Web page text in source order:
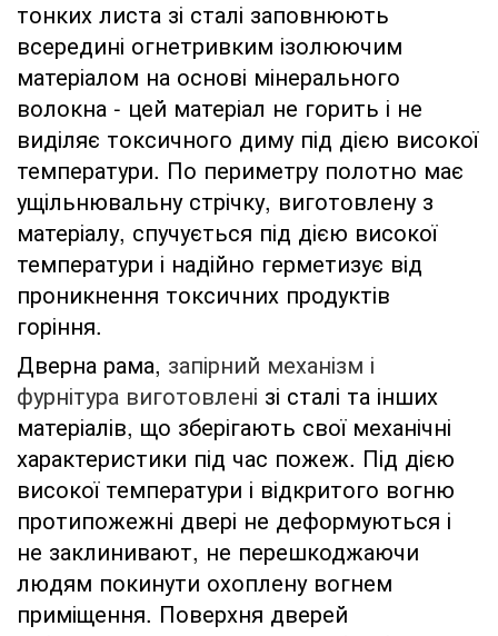
тонких листа зі сталі заповнюють
всередині огнетривким ізолюючим
матеріалом на основі мінерального
волокна - цей матеріал не горить і не
виділяє токсичного диму під дією високої
температури. По периметру полотно має
ущільнювальну стрічку, виготовлену з
матеріалу, спучується під дією високої
температури і надійно герметизує від
проникнення токсичних продуктів
горіння.
Дверна рама, запірний механізм і
фурнітура виготовлені зі сталі та інших
матеріалів, що зберігають свої механічні
характеристики під час пожеж. Під дією
високої температури і відкритого вогню
протипожежні двері не деформуються і
не заклинивают, не перешкоджаючи
людям покинути охоплену вогнем
приміщення. Поверхня дверей